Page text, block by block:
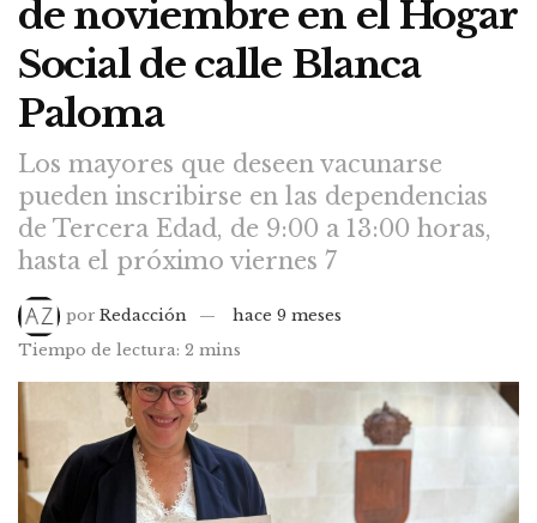
de noviembre en el Hogar
Social de calle Blanca
Paloma
Los mayores que deseen vacunarse
pueden inscribirse en las dependencias
de Tercera Edad, de 9:00 a 13:00 horas,
hasta el próximo viernes 7
por Redacción
hace 9 meses
Tiempo de lectura: 2 mins